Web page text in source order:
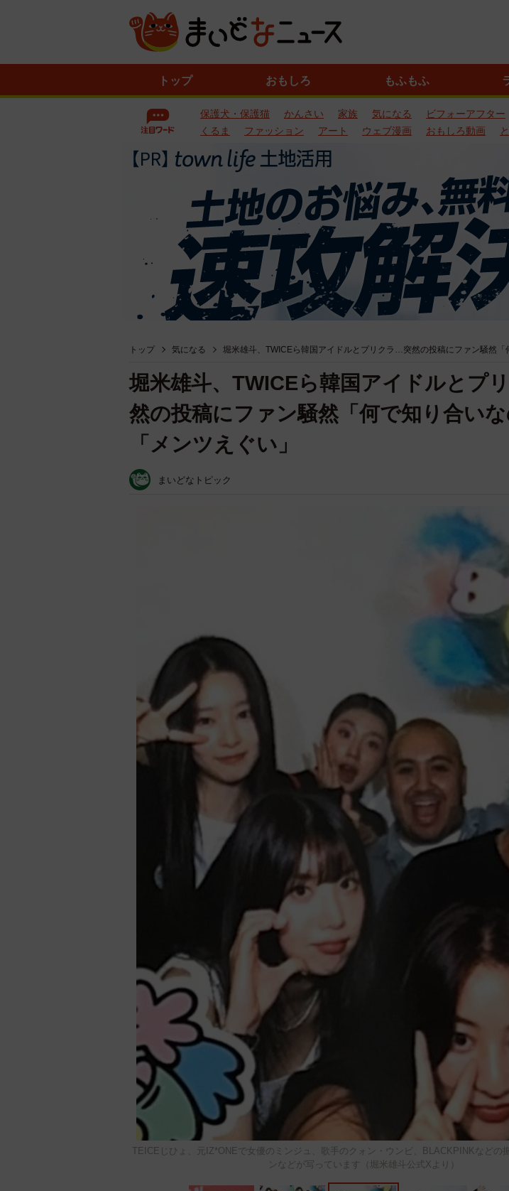
トップ おもしろ もふもふ
保護犬・保護猫 かんさい 家族 気になる ビフォーアフター
くるま
ファッション アート ウェブ漫画 おもしろ動画
トップ 気になる 堀米雄斗、TWICEら韓国アイドルとプリクラ…突然の投稿にファン騒然「
堀米雄斗、TWICEら韓国アイドルとプ
然の投稿にファン騒然「何で知り合いな
「メンツえぐい」
まいどなトピック
TEICEじひょ、元IZ*ONEで女優のミンジュ、歌手のクォン・ウンビ、BLACKPINKなどの
ンなどが写っています（堀米雄斗公式Xより）